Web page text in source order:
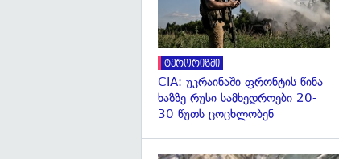
ტერორიზმი
CIA: უკრაინაში ფრონტის წინა
ხაზზე რუსი სამხედროები 20-
30 წუთს ცოცხლობენ